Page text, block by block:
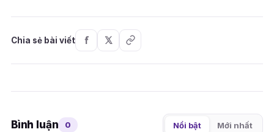
Chia sẻ bài viết
Bình luận 0 Nổi bật Mới nhất